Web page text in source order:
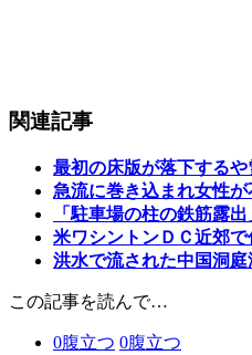
関連記事
最初の床版が落下する
急流に巻き込まれ女性
「駐車場の柱の鉄筋露
米ワシントンＤＣ近郊
洪水で流された中国洞
この記事を読んで…
0腹立つ 0腹立つ